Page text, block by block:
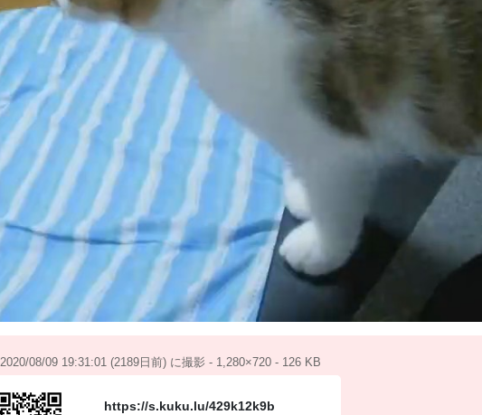
2020/08/09 19:31:01 (2189日前) に撮影 - 1,280×720 - 126 KB
https://s.kuku.lu/429k12k9b